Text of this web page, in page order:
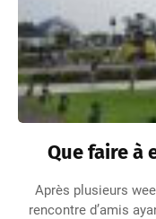
Que faire à
Après plusieurs
rencontre d’amis